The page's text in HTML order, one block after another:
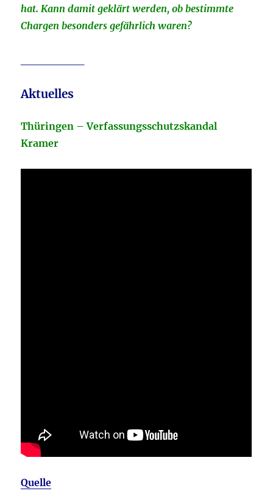
hat. Kann damit geklärt werden, ob bestimmte
Chargen besonders gefährlich waren?
Aktuelles
Thüringen – Verfassungsschutzskandal
Kramer
Quelle